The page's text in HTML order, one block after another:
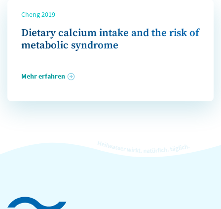
Cheng 2019
Dietary calcium intake and the risk of
metabolic syndrome
Mehr erfahren